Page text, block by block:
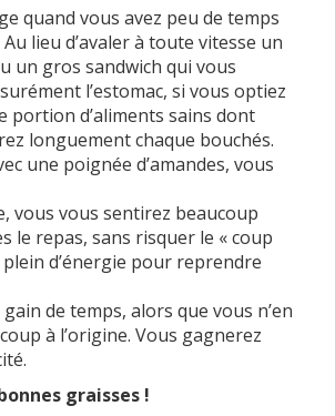
quand vous avez peu de temps
lieu d’avaler à toute vitesse un
un gros sandwich qui vous
l’estomac, si vous optiez
portion d’aliments sains dont
longuement chaque bouchés.
une poignée d’amandes, vous
vous vous sentirez beaucoup
le repas, sans risquer le « coup
d’énergie pour reprendre
de temps, alors que vous n’en
à l’origine. Vous gagnerez
graisses !